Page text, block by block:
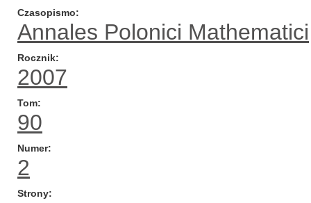
Czasopismo
Annales Polonici Mathematici
Rocznik
2007
Tom
90
Numer
2
Strony